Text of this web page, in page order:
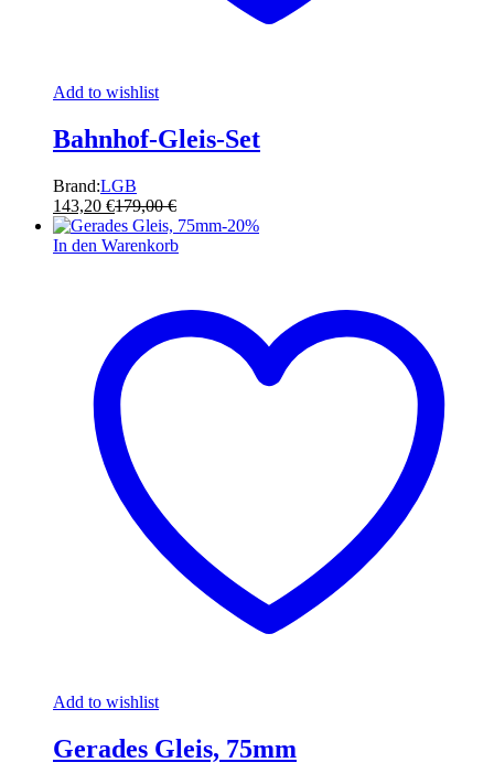
Add to wishlist
Bahnhof-Gleis-Set
Brand:LGB
143,20 €179,00€
-20%
In den Warenkorb
Add to wishlist
Gerades Gleis, 75mm